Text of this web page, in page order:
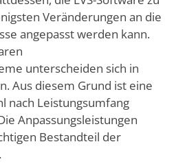
Veränderungen an die
angepasst werden kann.
unterscheiden sich in
Aus diesem Grund ist eine
nach Leistungsumfang
Anpassungsleistungen
Bestandteil der